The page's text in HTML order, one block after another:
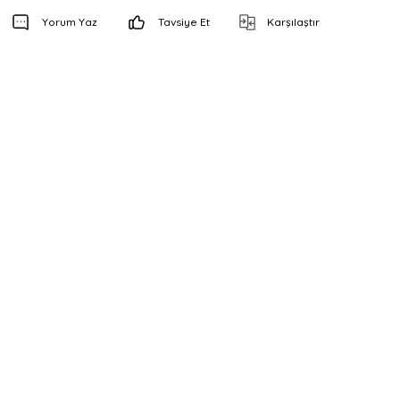
Yorum Yaz Tavsiye Et Karşılaştır